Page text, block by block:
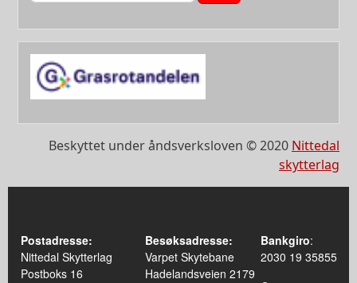
Beskyttet under åndsverksloven © 2020 Nittedal
skytterlag
Postadresse:
Nittedal Skytterlag
Postboks 16
Besøksadresse:
Varpet Skytebane
Hadelandsveien 2179
Bankgiro:
2030 19 35855